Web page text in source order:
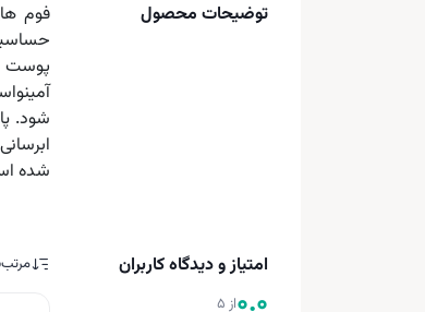
توضیحات محصول
فوم
پوست
شود.
شده
امتیاز و دیدگاه کاربران
0.0از 5